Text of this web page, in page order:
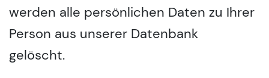
werden alle persönlichen Daten zu Ihrer
Person aus unserer Datenbank
gelöscht.